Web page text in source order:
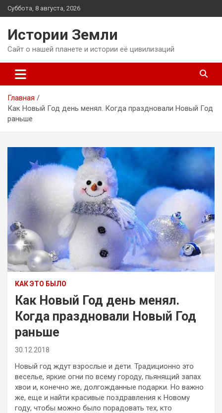
Перейти
к
Суббота, 8 августа, 2026
Истории Земли
Сайт о нашей планете и истории её цивилизаций
Главная
Как Новый Год день менял. Когда праздновали Новый Год
раньше
КАК ЭТО БЫЛО
Как Новый Год день менял.
Когда праздновали Новый Год
раньше
30.12.2018
Новый год ждут взрослые и дети. Традиционно это
веселье, яркие огни по всему городу, пьянящий запах
хвои и, конечно же, долгожданные подарки. Но важно
же, еще и найти красивые поздравления к Новому
году, чтобы можно было порадовать тех, кто